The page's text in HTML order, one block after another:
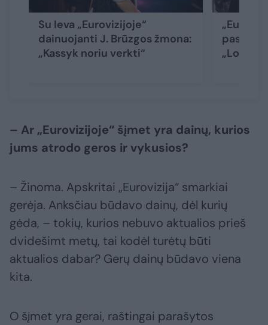
Su Ieva „Eurovizijoje“
dainuojanti J. Brūzgos žmona:
„Kassyk noriu verkti“
„Lordi“
– Ar „Eurovizijoje“ šįmet yra dainų, kurios
jums atrodo geros ir vykusios?
– Žinoma. Apskritai „Eurovizija“ smarkiai
gerėja. Anksčiau būdavo dainų, dėl kurių
gėda, – tokių, kurios nebuvo aktualios prieš
dvidešimt metų, tai kodėl turėtų būti
aktualios dabar? Gerų dainų būdavo viena
kita.
O šįmet yra gerai, raštingai parašytos